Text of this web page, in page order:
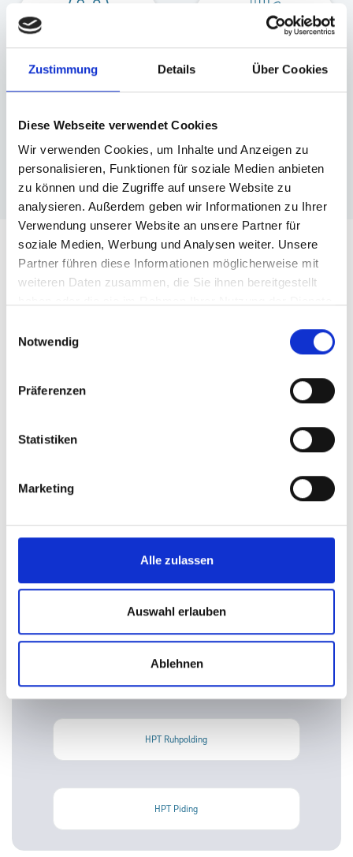
Zustimmung Details Über Cookies
Diese Webseite verwendet Cookies
Wir verwenden Cookies, um Inhalte und Anzeigen zu
personalisieren, Funktionen für soziale Medien anbieten
zu können und die Zugriffe auf unsere Website zu
analysieren. Außerdem geben wir Informationen zu Ihrer
Verwendung unserer Website an unsere Partner für
soziale Medien, Werbung und Analysen weiter. Unsere
Partner führen diese Informationen möglicherweise mit
weiteren Daten zusammen, die Sie ihnen bereitgestellt
Notwendig
Präferenzen
Statistiken
Marketing
Alle zulassen
Auswahl erlauben
Ablehnen
Erreichen von
größtmöglicher
Selbstständigkeit
Entfaltung kognitiver
Entwicklungsmöglichkeiten
Unsere Heilpädagogischen
Tagesstätten
Sie finden uns an folgenden
Standorten
HPT Aschau
HPT Ruhpolding
HPT Piding